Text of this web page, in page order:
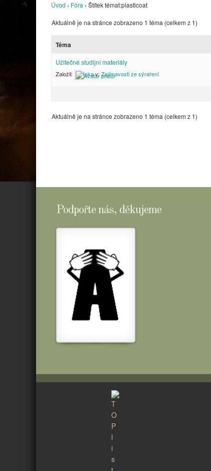
Úvod › Fóra › Štítek témat:plasticoat
Aktuálně je na stránce zobrazeno 1 téma (celkem z 1)
Téma
Užitečné studijní materiály
Založil: Inkav:Zajímavosti ze sýraření
Aktuálně je na stránce zobrazeno 1 téma (celkem z 1)
Podpořte nás, děkujeme